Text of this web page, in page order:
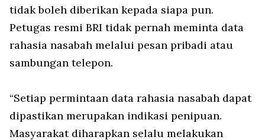
tidak boleh diberikan kepada siapa pun.
Petugas resmi BRI tidak pernah meminta data
rahasia nasabah melalui pesan pribadi atau
sambungan telepon.
“Setiap permintaan data rahasia nasabah dapat
dipastikan merupakan indikasi penipuan.
Masyarakat diharapkan selalu melakukan